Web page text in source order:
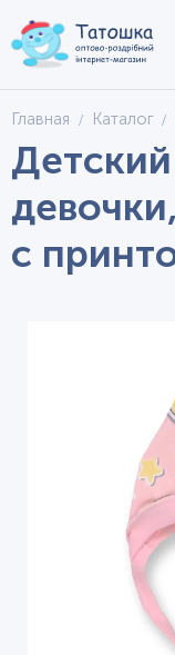
Главная Каталог
с